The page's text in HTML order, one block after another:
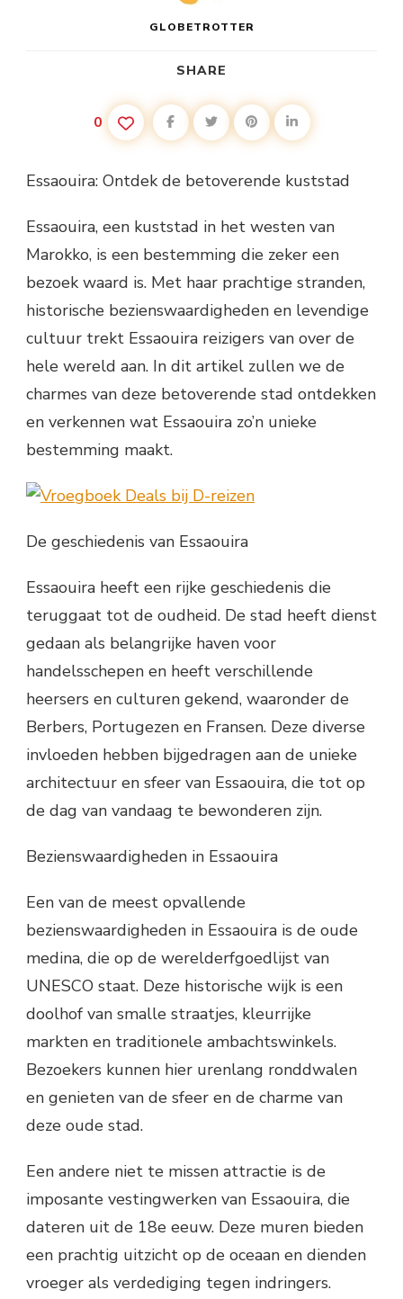
GLOBETROTTER
SHARE
0
Essaouira: Ontdek de betoverende kuststad
Essaouira, een kuststad in het westen van
Marokko, is een bestemming die zeker een
bezoek waard is. Met haar prachtige stranden,
historische bezienswaardigheden en levendige
cultuur trekt Essaouira reizigers van over de
hele wereld aan. In dit artikel zullen we de
charmes van deze betoverende stad ontdekken
en verkennen wat Essaouira zo’n unieke
bestemming maakt.
De geschiedenis van Essaouira
Essaouira heeft een rijke geschiedenis die
teruggaat tot de oudheid. De stad heeft dienst
gedaan als belangrijke haven voor
handelsschepen en heeft verschillende
heersers en culturen gekend, waaronder de
Berbers, Portugezen en Fransen. Deze diverse
invloeden hebben bijgedragen aan de unieke
architectuur en sfeer van Essaouira, die tot op
de dag van vandaag te bewonderen zijn.
Bezienswaardigheden in Essaouira
Een van de meest opvallende
bezienswaardigheden in Essaouira is de oude
medina, die op de werelderfgoedlijst van
UNESCO staat. Deze historische wijk is een
doolhof van smalle straatjes, kleurrijke
markten en traditionele ambachtswinkels.
Bezoekers kunnen hier urenlang ronddwalen
en genieten van de sfeer en de charme van
deze oude stad.
Een andere niet te missen attractie is de
imposante vestingwerken van Essaouira, die
dateren uit de 18e eeuw. Deze muren bieden
een prachtig uitzicht op de oceaan en dienden
vroeger als verdediging tegen indringers.